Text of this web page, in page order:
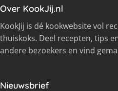
Over KookJij.nl
KookJij is dé kookwebsite vol
thuiskoks. Deel recepten, tips
andere bezoekers en vind
Nieuwsbrief